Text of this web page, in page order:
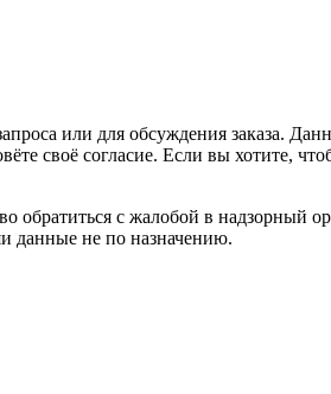
или для обсуждения заказа.
своё согласие. Если вы хотите,
с жалобой в надзорный
данные не по назначению.